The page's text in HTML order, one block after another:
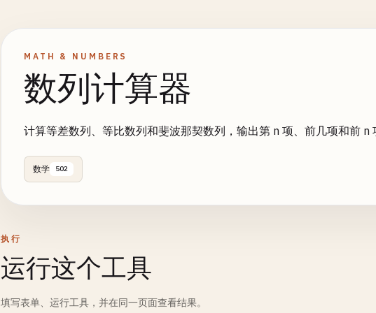
MATH & NUMBERS
数列计算器
计算等差数列、等比数列和斐波那契数列，输出第 n 项、前几项和前 n
数学 502
执行
运行这个工具
填写表单、运行工具，并在同一页面查看结果。